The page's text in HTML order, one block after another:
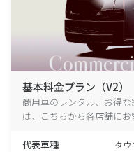
基本料金プラン（V2）
商用車のレンタル、お得
は、こちらから各店舗にお
代表車種 タウ